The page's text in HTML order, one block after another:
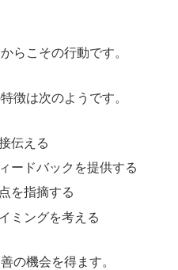
らこその行動です。
徴は次のようです。
伝える
ードバックを提供する
を指摘する
ミングを考える
の機会を得ます。